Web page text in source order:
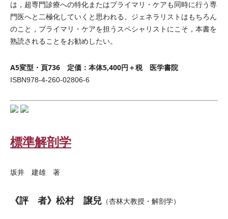
は，超専門診療への特化またはプライマリ・ケアも同時に行う専
門医へと二極化していくと思われる。ジェネラリストはもちろん
のこと，プライマリ・ケアを担うスペシャリストにこそ，本書を
熟読されることをお勧めしたい。
A5変型・頁736 定価：本体5,400円＋税 医学書院
ISBN978-4-260-02806-6
標準解剖学
坂井 建雄 著
《評 者》松村 譲兒 （杏林大教授・解剖学）